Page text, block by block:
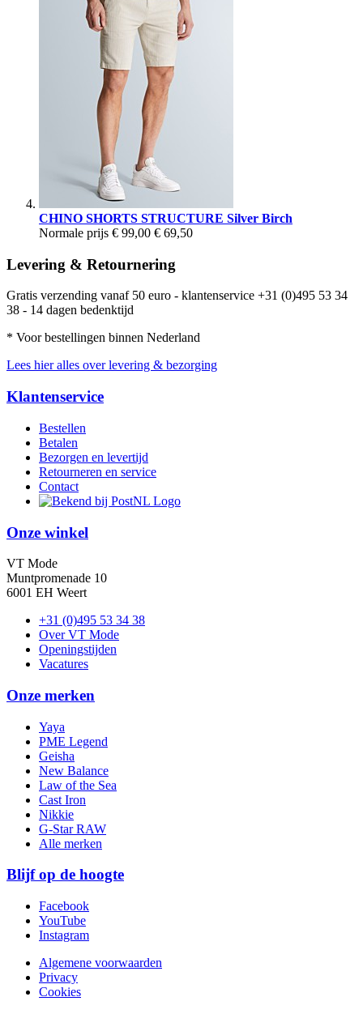
CHINO SHORTS STRUCTURE Silver Birch
Normale prijs € 99,00 € 69,50
Levering & Retournering
Gratis verzending vanaf 50 euro - klantenservice +31 (0)495 53 34
38 - 14 dagen bedenktijd
* Voor bestellingen binnen Nederland
Lees hier alles over levering & bezorging
Klantenservice
Bestellen
Betalen
Bezorgen en levertijd
Retourneren en service
Contact
Onze winkel
VT Mode
Muntpromenade 10
6001 EH Weert
+31 (0)495 53 34 38
Over VT Mode
Openingstijden
Vacatures
Onze merken
Yaya
PME Legend
Geisha
New Balance
Law of the Sea
Cast Iron
Nikkie
G-Star RAW
Alle merken
Blijf op de hoogte
Facebook
YouTube
Instagram
Algemene voorwaarden
Privacy
Cookies